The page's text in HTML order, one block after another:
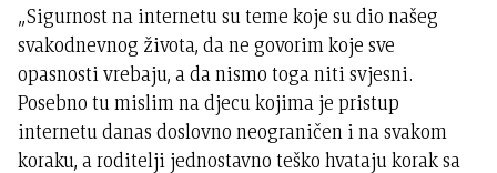
„Sigurnost na internetu su teme koje su dio našeg
svakodnevnog života, da ne govorim koje sve
opasnosti vrebaju, a da nismo toga niti svjesni.
Posebno tu mislim na djecu kojima je pristup
internetu danas doslovno neograničen i na svakom
koraku, a roditelji jednostavno teško hvataju korak sa